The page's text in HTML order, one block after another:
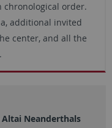
chronological order.
additional invited
center, and all the
Neanderthals